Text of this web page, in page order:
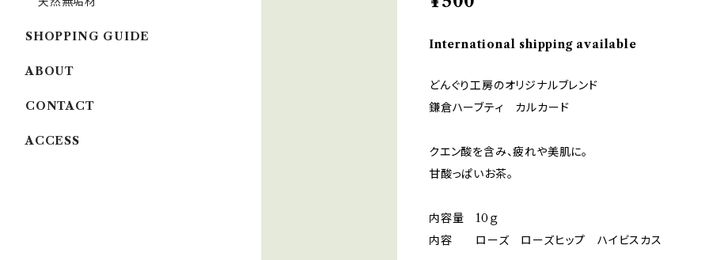
International shipping available
どんぐり工房のオリジナルブレンド
鎌倉ハーブティ カルカード
クエン酸を含み、疲れや美肌に。
甘酸っぱいお茶。
内容量 10ｇ
内容 ローズ ローズヒップ ハイビスカス
SHOPPING GUIDE
ABOUT
CONTACT
ACCESS